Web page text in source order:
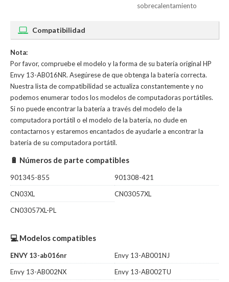
sobrecalentamiento
Compatibilidad
Nota:
Por favor, compruebe el modelo y la forma de su batería original HP
Envy 13-AB016NR. Asegúrese de que obtenga la batería correcta.
Nuestra lista de compatibilidad se actualiza constantemente y no
podemos enumerar todos los modelos de computadoras portátiles.
Si no puede encontrar la batería a través del modelo de la
computadora portátil o el modelo de la batería, no dude en
contactarnos y estaremos encantados de ayudarle a encontrar la
batería de su computadora portátil.
🔋 Números de parte compatibles
901345-855
901308-421
CN03XL
CN03057XL
CN03057XL-PL
💻 Modelos compatibles
ENVY 13-ab016nr
Envy 13-AB001NJ
Envy 13-AB002NX
Envy 13-AB002TU